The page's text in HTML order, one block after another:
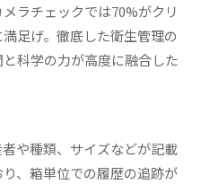
ラチェックでは70%がクリ
足げ。徹底した衛生管理の
科学の力が高度に融合した
や種類、サイズなどが記載
、箱単位での履歴の追跡が